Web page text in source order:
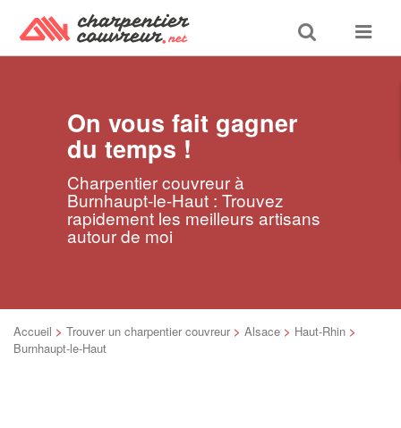
Toggle
search
Toggle
On vous fait gagner
du temps !
Charpentier couvreur à
Burnhaupt-le-Haut : Trouvez
rapidement les meilleurs artisans
autour de moi
Accueil > Trouver un charpentier couvreur > Alsace > Haut-Rhin >
Burnhaupt-le-Haut